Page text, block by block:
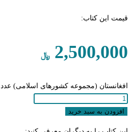
قیمت این کتاب:
2,500,000 ﷼
افغانستان (مجموعه کشورهای اسلامی) عدد
افزودن به سبد خرید